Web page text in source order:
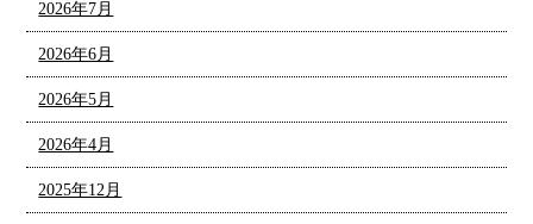
2026年7月
2026年6月
2026年5月
2026年4月
2025年12月